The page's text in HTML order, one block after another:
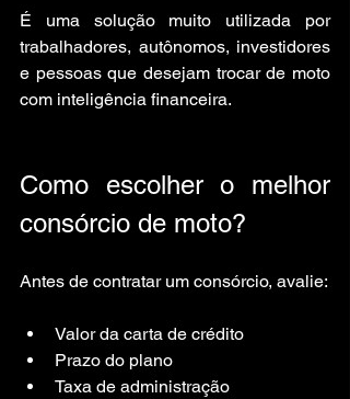
É uma solução muito utilizada por
trabalhadores, autônomos, investidores
e pessoas que desejam trocar de moto
com inteligência financeira.
Como escolher o melhor
consórcio de moto?
Antes de contratar um consórcio, avalie:
Valor da carta de crédito
Prazo do plano
Taxa de administração